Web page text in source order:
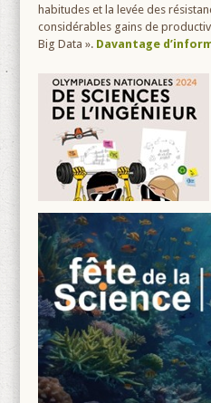
habitudes et la levée des
considérables gains de
Big Data ». Davantage